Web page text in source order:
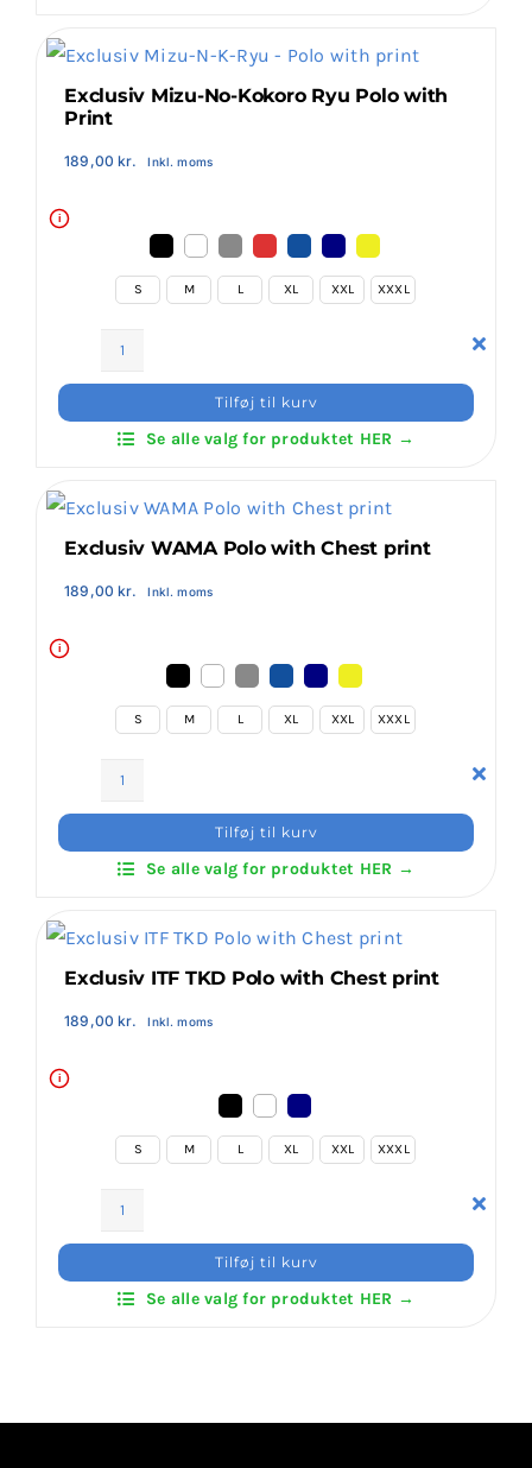
FAQ’s
Om Invictus Fightwear
Information
Login Klubaftale
Exclusiv Mizu-No-Kokoro Ryu Polo with
Print
189,00kr. Inkl. moms
i
S M L XL XXL XXXL
No-
Kokoro
Polo
Print
antal
Tilføj til kurv
Se alle valg for produktet HER →
Exclusiv WAMA Polo with Chest print
189,00kr. Inkl. moms
i
S M L XL XXL XXXL
Polo
with
print
Tilføj til kurv
Se alle valg for produktet HER →
Exclusiv ITF TKD Polo with Chest print
189,00kr. Inkl. moms
i
S M L XL XXL XXXL
TKD
Polo
antal
Tilføj til kurv
Se alle valg for produktet HER →